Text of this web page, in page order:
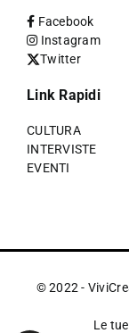
Facebook
Instagram
Twitter
Link Rapidi
CULTURA
INTERVISTE
EVENTI
© 2022 -
Le